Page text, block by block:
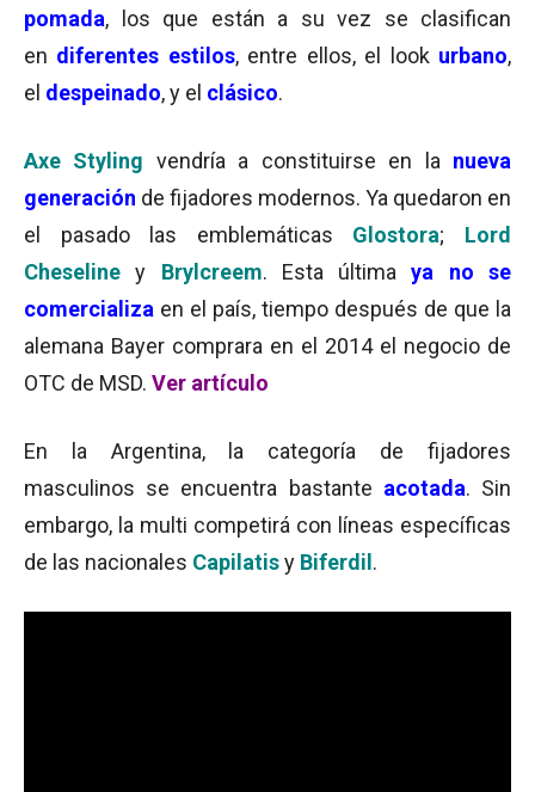
pomada, los que están a su vez se clasifican
en diferentes estilos, entre ellos, el look urbano,
el despeinado, y el clásico.
Axe Styling vendría a constituirse en la nueva
generación de fijadores modernos. Ya quedaron en
el pasado las emblemáticas Glostora; Lord
Cheseline y Brylcreem. Esta últimaya no se
comercializa en el país, tiempo después de que la
alemana Bayer comprara en el 2014 el negocio de
OTC de MSD. Ver artículo
En la Argentina, la categoría de fijadores
masculinos se encuentra bastante acotada. Sin
embargo, la multi competirá con líneas específicas
de las nacionales Capilatisy Biferdil .